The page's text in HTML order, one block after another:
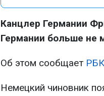
Канцлер Германии
Германии больше не
Об этом сообщает
Немецкий чиновник